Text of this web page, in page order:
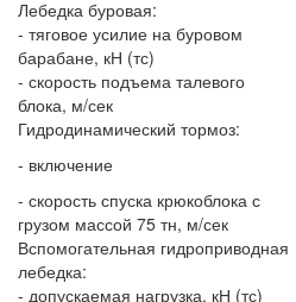
Лебедка буровая:
- тяговое усилие на буровом
барабане, кН (тс)
- скорость подъема талевого
блока, м/сек
Гидродинамический тормоз:
- включение
- скорость спуска крюкоблока с
грузом массой 75 тн, м/сек
Вспомогательная гидроприводная
лебедка:
- допускаемая нагрузка, кН (тс)